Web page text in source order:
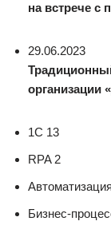
на встрече
29.06.2023
организации
1С 13
RPA 2
Бизнес-